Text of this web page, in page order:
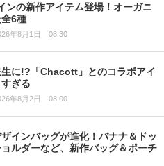
ンの新作アイテム登場！オーガニ
6種
年8月1日 08:30
に!?「Chacott」とのコラボアイ
ぎる
年8月2日 08:00
インバッグが進化！バナナ＆ドッ
ルダーなど、新作バッグ＆ポーチ